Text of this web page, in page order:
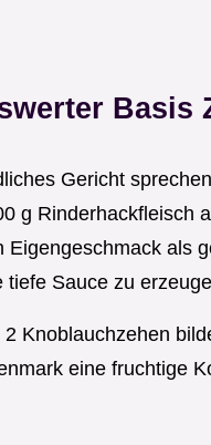
Basis
Gericht
g Rinderhackfleisch
als
Sauce zu
Knoblauchzehen
eine fruchtige